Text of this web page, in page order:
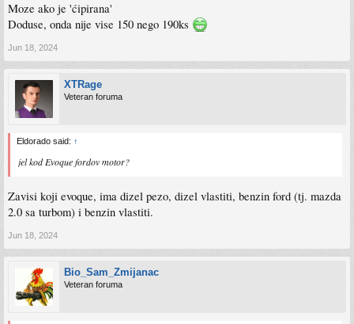
Moze ako je 'ćipirana'
Doduse, onda nije vise 150 nego 190ks
Jun 18, 2024
XTRage
Veteran foruma
Eldorado said: ↑
jel kod Evoque fordov motor?
Zavisi koji evoque, ima dizel pezo, dizel vlastiti, benzin ford (tj. mazda
2.0 sa turbom) i benzin vlastiti.
Jun 18, 2024
Bio_Sam_Zmijanac
Veteran foruma